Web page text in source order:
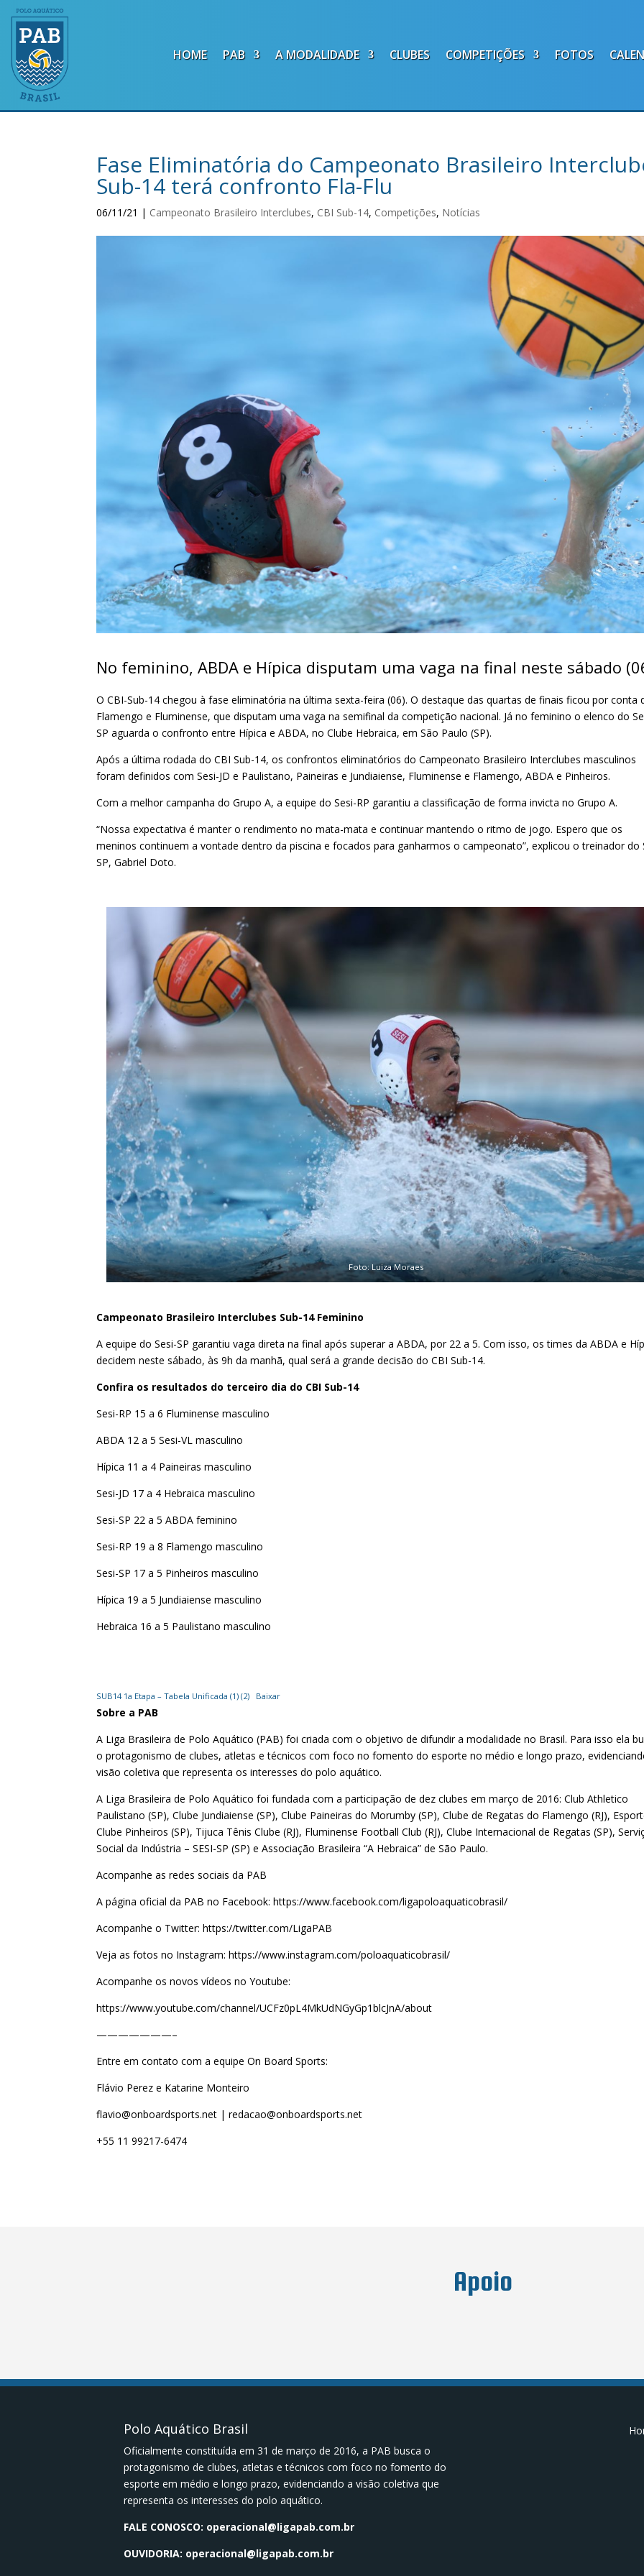
HOME PAB A MODALIDADE CLUBES COMPETIÇÕES FOTOS
Fase Eliminatória do Campeonato Brasileiro
Sub-14 terá confronto Fla-Flu
06/11/21 | Campeonato Brasileiro Interclubes, CBI Sub-14, Competições, Notícias
No feminino, ABDA e Hípica disputam uma vaga na final neste sábado
O CBI-Sub-14 chegou à fase eliminatória na última sexta-feira (06). O destaque das quartas de finais ficou por conta
Flamengo e Fluminense, que disputam uma vaga na semifinal da competição nacional. Já no feminino o elenco do
SP aguarda o confronto entre Hípica e ABDA, no Clube Hebraica, em São Paulo (SP).
Após a última rodada do CBI Sub-14, os confrontos eliminatórios do Campeonato Brasileiro Interclubes masculinos
foram definidos com Sesi-JD e Paulistano, Paineiras e Jundiaiense, Fluminense e Flamengo, ABDA e Pinheiros.
Com a melhor campanha do Grupo A, a equipe do Sesi-RP garantiu a classificação de forma invicta no Grupo A.
“Nossa expectativa é manter o rendimento no mata-mata e continuar mantendo o ritmo de jogo. Espero que os
meninos continuem a vontade dentro da piscina e focados para ganharmos o campeonato”, explicou o treinador do
SP, Gabriel Doto.
Foto: Luiza Moraes
Campeonato Brasileiro Interclubes Sub-14 Feminino
A equipe do Sesi-SP garantiu vaga direta na final após superar a ABDA, por 22 a 5. Com isso, os times da ABDA e
decidem neste sábado, às 9h da manhã, qual será a grande decisão do CBI Sub-14.
Confira os resultados do terceiro dia do CBI Sub-14
Sesi-RP 15 a 6 Fluminense masculino
ABDA 12 a 5 Sesi-VL masculino
Hípica 11 a 4 Paineiras masculino
Sesi-JD 17 a 4 Hebraica masculino
Sesi-SP 22 a 5 ABDA feminino
Sesi-RP 19 a 8 Flamengo masculino
Sesi-SP 17 a 5 Pinheiros masculino
Hípica 19 a 5 Jundiaiense masculino
Hebraica 16 a 5 Paulistano masculino
SUB14 1a Etapa – Tabela Unificada (1) (2) Baixar
Sobre a PAB
A Liga Brasileira de Polo Aquático (PAB) foi criada com o objetivo de difundir a modalidade no Brasil. Para isso ela
o protagonismo de clubes, atletas e técnicos com foco no fomento do esporte no médio e longo prazo,
visão coletiva que representa os interesses do polo aquático.
A Liga Brasileira de Polo Aquático foi fundada com a participação de dez clubes em março de 2016: Club Athletico
Paulistano (SP), Clube Jundiaiense (SP), Clube Paineiras do Morumby (SP), Clube de Regatas do Flamengo (RJ),
Clube Pinheiros (SP), Tijuca Tênis Clube (RJ), Fluminense Football Club (RJ), Clube Internacional de Regatas (SP),
Social da Indústria – SESI-SP (SP) e Associação Brasileira “A Hebraica” de São Paulo.
Acompanhe as redes sociais da PAB
A página oficial da PAB no Facebook: https://www.facebook.com/ligapoloaquaticobrasil/
Acompanhe o Twitter: https://twitter.com/LigaPAB
Veja as fotos no Instagram: https://www.instagram.com/poloaquaticobrasil/
Acompanhe os novos vídeos no Youtube:
https://www.youtube.com/channel/UCFz0pL4MkUdNGyGp1blcJnA/about
———————–
Entre em contato com a equipe On Board Sports:
Flávio Perez e Katarine Monteiro
flavio@onboardsports.net | redacao@onboardsports.net
+55 11 99217-6474
Apoio
Polo Aquático Brasil
Oficialmente constituída em 31 de março de 2016, a PAB busca o
protagonismo de clubes, atletas e técnicos com foco no fomento do
esporte em médio e longo prazo, evidenciando a visão coletiva que
representa os interesses do polo aquático.
FALE CONOSCO: operacional@ligapab.com.br
OUVIDORIA: operacional@ligapab.com.br